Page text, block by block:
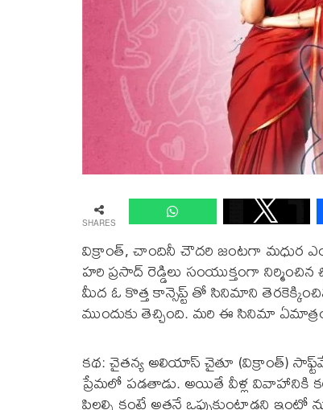
SHARES
విక్రాంత్, చాందినీ చౌదరి జంటగా మధుర
హరి ప్రసాద్ రెడ్డిలు సంయుక్తంగా నిర్మించిన
మీద ఓ కొత్త కాన్సెప్ట్ తో సినిమాని
ముందుకు తెచ్చింది. మరి ఈ సినిమా ఏమాత్రం
కథ: చైతన్య అలియాస్ చైతూ (విక్రాంత్)
ప్రేమలో పడతాడు. అయితే వీళ్ల వివాహానికి
పిల్లల్ని కంటే అతనే ఒప్పుకుంటాడని